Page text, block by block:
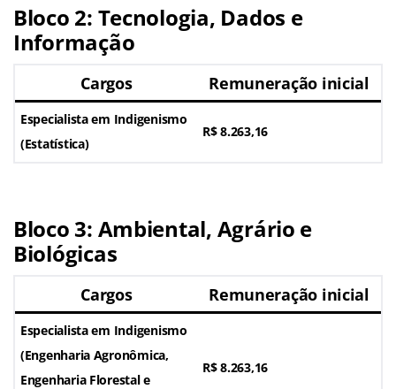
Bloco 2: Tecnologia, Dados e
Informação
Cargos Remuneração inicial
Especialista em Indigenismo
(Estatística)
R$ 8.263,16
Bloco 3: Ambiental, Agrário e
Biológicas
Cargos Remuneração inicial
Especialista em Indigenismo
(Engenharia Agronômica,
Engenharia Florestal e
R$ 8.263,16